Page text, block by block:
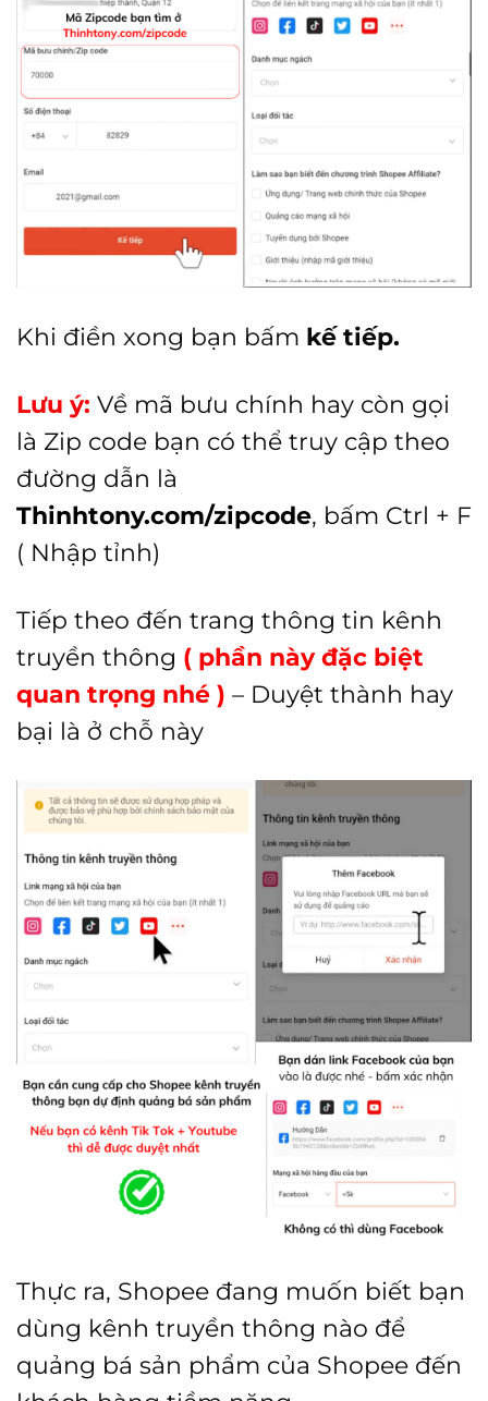
Khi điền xong bạn bấm kế tiếp.
Lưu ý: Về mã bưu chính hay còn gọi
là Zip code bạn có thể truy cập theo
đường dẫn là
Thinhtony.com/zipcode, bấm Ctrl + F
( Nhập tỉnh)
Tiếp theo đến trang thông tin kênh
truyền thông ( phần này đặc biệt
quan trọng nhé ) – Duyệt thành hay
bại là ở chỗ này
Thực ra, Shopee đang muốn biết bạn
dùng kênh truyền thông nào để
quảng bá sản phẩm của Shopee đến